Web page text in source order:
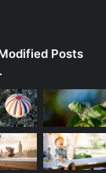
Posts